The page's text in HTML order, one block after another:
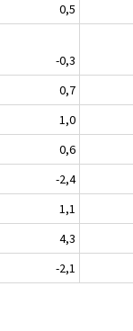
0,5
-0,3
0,7
1,0
0,6
-2,4
1,1
4,3
-2,1